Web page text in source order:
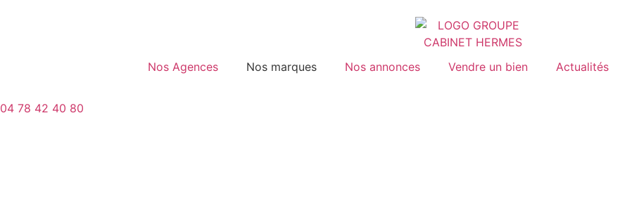
Nos Agences Nos marques Nos annonces Vendre un bien Actualités
04 78 42 40 80